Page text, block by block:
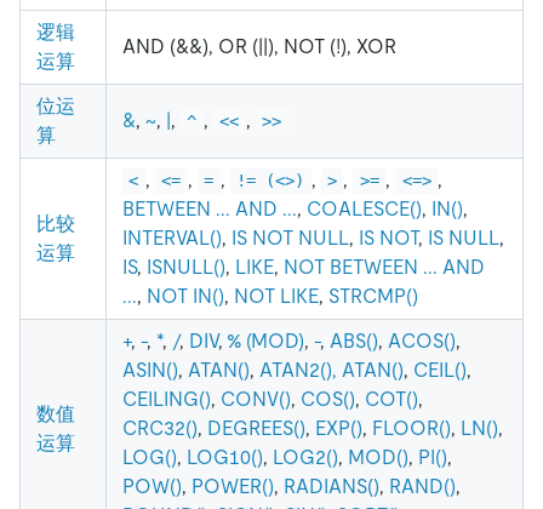
逻辑
运算
AND (&&), OR (||), NOT (!), XOR
位运
算
&, ~, |, ^ , << , >>
比较
运算
< , <= , = , != (<>) , > , >= , <=> ,
BETWEEN ... AND ..., COALESCE(), IN(),
INTERVAL(), IS NOT NULL, IS NOT, IS NULL,
IS, ISNULL(), LIKE, NOT BETWEEN ... AND
..., NOT IN(), NOT LIKE, STRCMP()
数值
运算
+, -, *, /, DIV, % (MOD), -, ABS(), ACOS(),
ASIN(), ATAN(), ATAN2(), ATAN(), CEIL(),
CEILING(), CONV(), COS(), COT(),
CRC32(), DEGREES(), EXP(), FLOOR(), LN(),
LOG(), LOG10(), LOG2(), MOD(), PI(),
POW(), POWER(), RADIANS(), RAND(),